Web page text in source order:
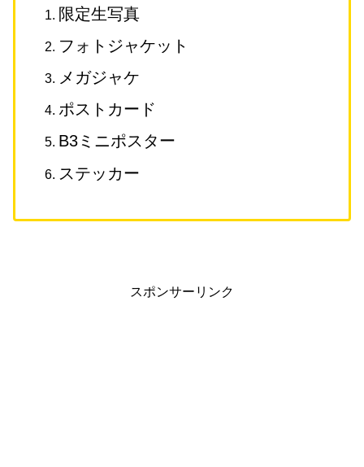
限定生写真
フォトジャケット
メガジャケ
ポストカード
B3ミニポスター
ステッカー
スポンサーリンク